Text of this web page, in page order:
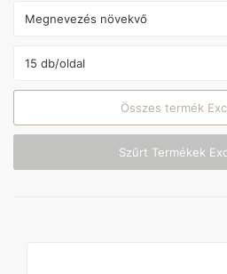
Összes termék
Szűrt Termékek